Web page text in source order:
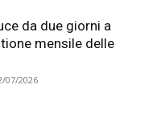
da due giorni a
mensile delle
07/2026